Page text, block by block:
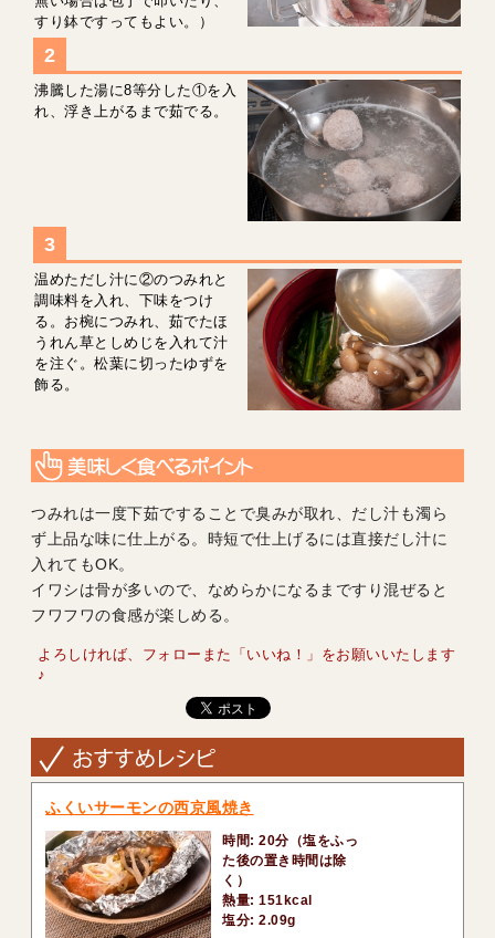
すり鉢ですってもよい。）
沸騰した湯に8等分した①を入
れ、浮き上がるまで茹でる。
温めただし汁に②のつみれと
調味料を入れ、下味をつけ
る。お椀につみれ、茹でたほ
うれん草としめじを入れて汁
を注ぐ。松葉に切ったゆずを
飾る。
つみれは一度下茹ですることで臭みが取れ、だし汁も濁ら
ず上品な味に仕上がる。時短で仕上げるには直接だし汁に
入れてもOK。
イワシは骨が多いので、なめらかになるまですり混ぜると
フワフワの食感が楽しめる。
よろしければ、フォローまた「いいね！」をお願いいたします
♪
ふくいサーモンの西京風焼き
時間: 20分（塩をふっ
た後の置き時間は除
く）
熱量: 151kcal
塩分: 2.09g